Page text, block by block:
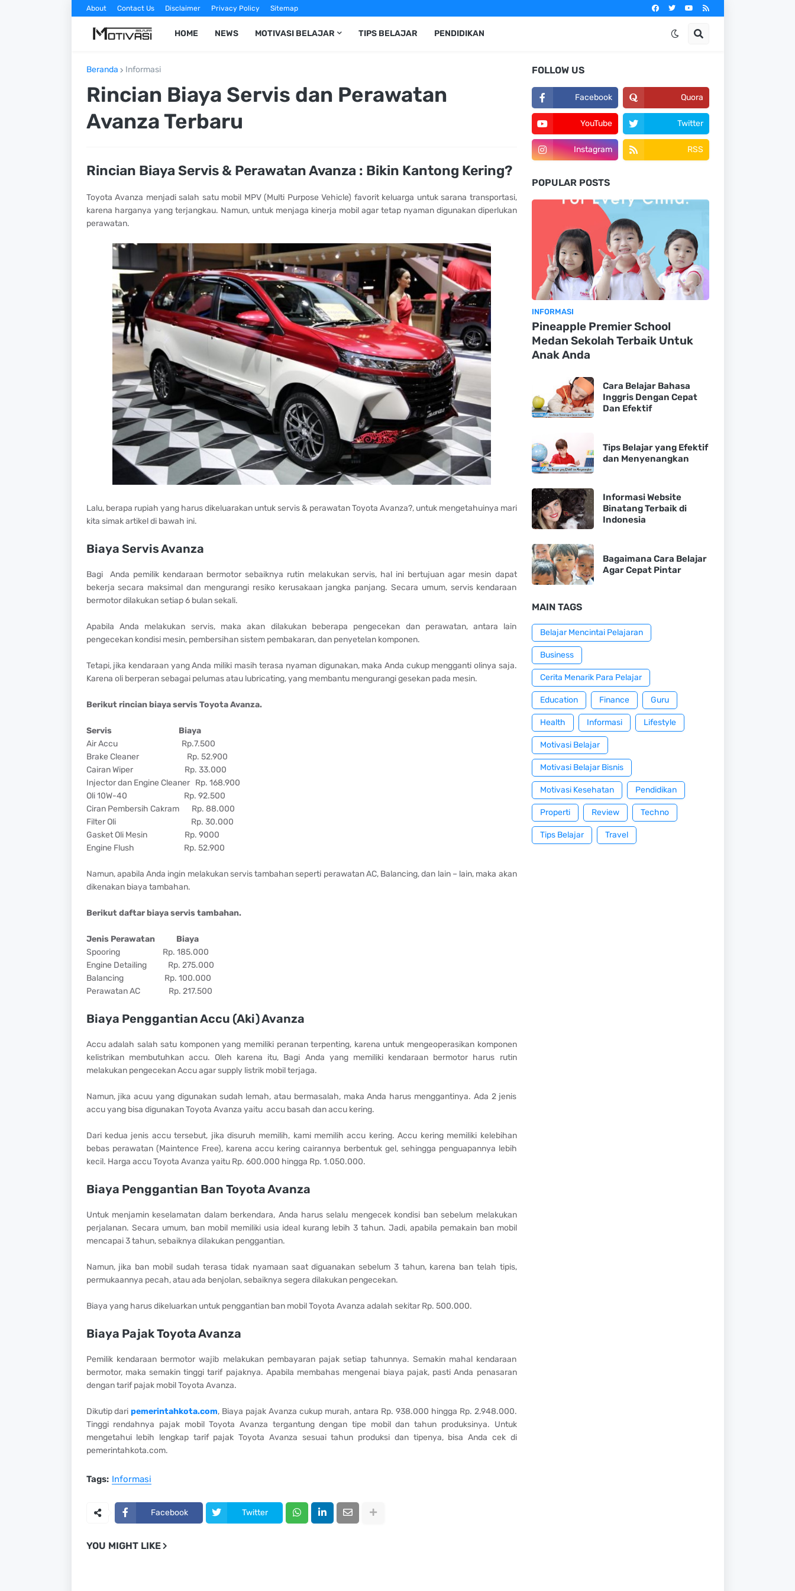
About Contact Us Disclaimer Privacy Policy Sitemap
HOME NEWS MOTIVASI BELAJAR TIPS BELAJAR PENDIDIKAN
Beranda Informasi
Rincian Biaya Servis dan Perawatan
Avanza Terbaru
Rincian Biaya Servis & Perawatan Avanza : Bikin Kantong Kering?
Toyota Avanza menjadi salah satu mobil MPV (Multi Purpose Vehicle) favorit keluarga untuk sarana transportasi,
karena harganya yang terjangkau. Namun, untuk menjaga kinerja mobil agar tetap nyaman digunakan diperlukan
perawatan.
Lalu, berapa rupiah yang harus dikeluarakan untuk servis & perawatan Toyota Avanza?, untuk mengetahuinya mari
kita simak artikel di bawah ini.
Biaya Servis Avanza
Bagi Anda pemilik kendaraan bermotor sebaiknya rutin melakukan servis, hal ini bertujuan agar mesin dapat
bekerja secara maksimal dan mengurangi resiko kerusakaan jangka panjang. Secara umum, servis kendaraan
bermotor dilakukan setiap 6 bulan sekali.
Apabila Anda melakukan servis, maka akan dilakukan beberapa pengecekan dan perawatan, antara lain
pengecekan kondisi mesin, pembersihan sistem pembakaran, dan penyetelan komponen.
Tetapi, jika kendaraan yang Anda miliki masih terasa nyaman digunakan, maka Anda cukup mengganti olinya saja.
Karena oli berperan sebagai pelumas atau lubricating, yang membantu mengurangi gesekan pada mesin.
Berikut rincian biaya servis Toyota Avanza.
Servis
Biaya
Air Accu
Rp.7.500
Brake Cleaner
Rp. 52.900
Cairan Wiper
Rp. 33.000
Injector dan Engine Cleaner
Rp. 168.900
Oli 10W-40
Rp. 92.500
Ciran Pembersih Cakram
Rp. 88.000
Filter Oli
Rp. 30.000
Gasket Oli Mesin
Rp. 9000
Engine Flush
Rp. 52.900
Namun, apabila Anda ingin melakukan servis tambahan seperti perawatan AC, Balancing, dan lain – lain, maka akan
dikenakan biaya tambahan.
Berikut daftar biaya servis tambahan.
Jenis Perawatan
Biaya
Spooring
Rp. 185.000
Engine Detailing
Rp. 275.000
Balancing
Rp. 100.000
Perawatan AC
Rp. 217.500
Biaya Penggantian Accu (Aki) Avanza
Accu adalah salah satu komponen yang memiliki peranan terpenting, karena untuk mengeoperasikan komponen
kelistrikan membutuhkan accu. Oleh karena itu, Bagi Anda yang memiliki kendaraan bermotor harus rutin
melakukan pengecekan Accu agar supply listrik mobil terjaga.
Namun, jika acuu yang digunakan sudah lemah, atau bermasalah, maka Anda harus menggantinya. Ada 2 jenis
accu yang bisa digunakan Toyota Avanza yaitu accu basah dan accu kering.
Dari kedua jenis accu tersebut, jika disuruh memilih, kami memilih accu kering. Accu kering memiliki kelebihan
bebas perawatan (Maintence Free), karena accu kering cairannya berbentuk gel, sehingga penguapannya lebih
kecil. Harga accu Toyota Avanza yaitu Rp. 600.000 hingga Rp. 1.050.000.
Biaya Penggantian Ban Toyota Avanza
Untuk menjamin keselamatan dalam berkendara, Anda harus selalu mengecek kondisi ban sebelum melakukan
perjalanan. Secara umum, ban mobil memiliki usia ideal kurang lebih 3 tahun. Jadi, apabila pemakain ban mobil
mencapai 3 tahun, sebaiknya dilakukan penggantian.
Namun, jika ban mobil sudah terasa tidak nyamaan saat diguanakan sebelum 3 tahun, karena ban telah tipis,
permukaannya pecah, atau ada benjolan, sebaiknya segera dilakukan pengecekan.
Biaya yang harus dikeluarkan untuk penggantian ban mobil Toyota Avanza adalah sekitar Rp. 500.000.
Biaya Pajak Toyota Avanza
Pemilik kendaraan bermotor wajib melakukan pembayaran pajak setiap tahunnya. Semakin mahal kendaraan
bermotor, maka semakin tinggi tarif pajaknya. Apabila membahas mengenai biaya pajak, pasti Anda penasaran
dengan tarif pajak mobil Toyota Avanza.
Dikutip daripemerintahkota.com, Biaya pajak Avanza cukup murah, antara Rp. 938.000 hingga Rp. 2.948.000.
Tinggi rendahnya pajak mobil Toyota Avanza tergantung dengan tipe mobil dan tahun produksinya. Untuk
mengetahui lebih lengkap tarif pajak Toyota Avanza sesuai tahun produksi dan tipenya, bisa Anda cek di
pemerintahkota.com.
Tags: Informasi
Facebook Twitter
YOU MIGHT LIKE
FOLLOW US
Facebook Quora
YouTube Twitter
Instagram RSS
POPULAR POSTS
INFORMASI
Pineapple Premier School
Medan Sekolah Terbaik Untuk
Anak Anda
Cara Belajar Bahasa
Inggris Dengan Cepat
Dan Efektif
Tips Belajar yang Efektif
dan Menyenangkan
Informasi Website
Binatang Terbaik di
Indonesia
Bagaimana Cara Belajar
Agar Cepat Pintar
MAIN TAGS
Belajar Mencintai Pelajaran
Business
Cerita Menarik Para Pelajar
Education Finance Guru
Health Informasi Lifestyle
Motivasi Belajar
Motivasi Belajar Bisnis
Motivasi Kesehatan Pendidikan
Properti Review Techno
Tips Belajar Travel